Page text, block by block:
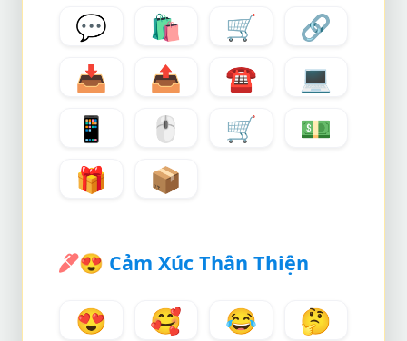
💬
🛍️ 🛒
🔗
📥
📤 ☎️
💻
📱
🖱️ 🛒
💵
🎁
📦
😍 Cảm Xúc Thân Thiện
😍 🥰 😂 🤔